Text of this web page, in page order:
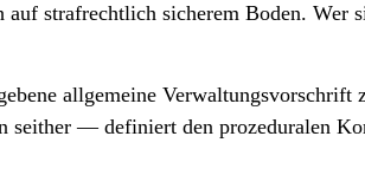
strafrechtlich sicherem Boden. Wer
allgemeine Verwaltungs­vorschrift
seither — definiert den prozeduralen